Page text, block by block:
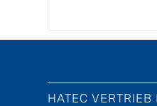
HATEC VERTRIEB